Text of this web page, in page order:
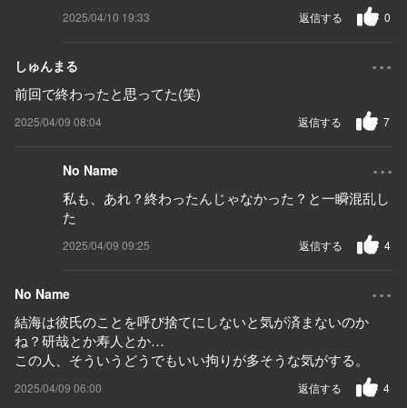
2025/04/10 19:33 0
返信する
しゅんまる ...
前回で終わったと思ってた(笑)
2025/04/09 08:04 7
返信する
No Name ...
私も、あれ？終わったんじゃなかった？と一瞬混乱し
た
2025/04/09 09:25 4
返信する
No Name ...
結海は彼氏のことを呼び捨てにしないと気が済まないのか
ね？研哉とか寿人とか…
この人、そういうどうでもいい拘りが多そうな気がする。
2025/04/09 06:00 4
返信する